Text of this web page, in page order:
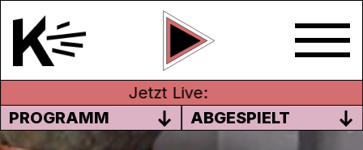
Jetzt Live:
PROGRAMM
ABGESPIELT